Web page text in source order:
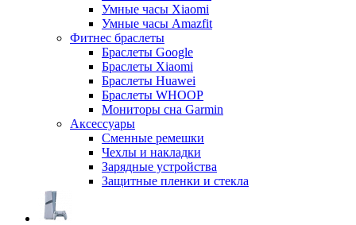
Умные часы Xiaomi
Умные часы Amazfit
Фитнес браслеты
Браслеты Google
Браслеты Xiaomi
Браслеты Huawei
Браслеты WHOOP
Мониторы сна Garmin
Аксессуары
Сменные ремешки
Чехлы и накладки
Зарядные устройства
Защитные пленки и стекла